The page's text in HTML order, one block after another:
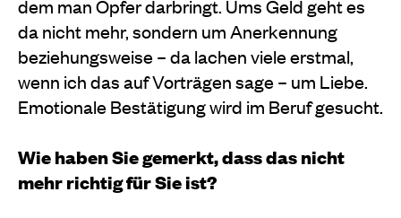
dem man Opfer darbringt. Ums Geld geht es
da nicht mehr, sondern um Anerkennung
beziehungsweise – da lachen viele erstmal,
wenn ich das auf Vorträgen sage – um Liebe.
Emotionale Bestätigung wird im Beruf gesucht.
Wie haben Sie gemerkt, dass das nicht
mehr richtig für Sie ist?